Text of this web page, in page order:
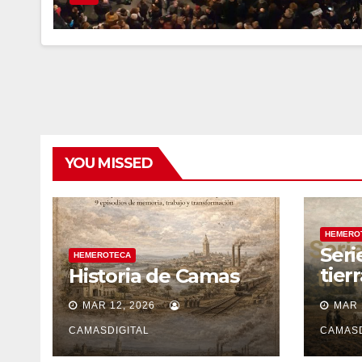
YOU MISSED
HEMEROTECA
Historia de Camas
MAR 12, 2026
CAMASDIGITAL
MAR